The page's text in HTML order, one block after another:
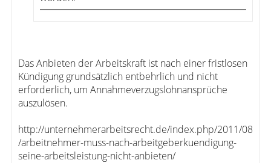
Das Anbieten der Arbeitskraft ist nach einer fristlosen
Kündigung grundsätzlich entbehrlich und nicht
erforderlich, um Annahmeverzugslohnansprüche
auszulösen.
http://unternehmerarbeitsrecht.de/index.php/2011/08
/arbeitnehmer-muss-nach-arbeitgeberkuendigung-
seine-arbeitsleistung-nicht-anbieten/